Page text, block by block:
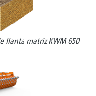
llanta matriz KWM 650